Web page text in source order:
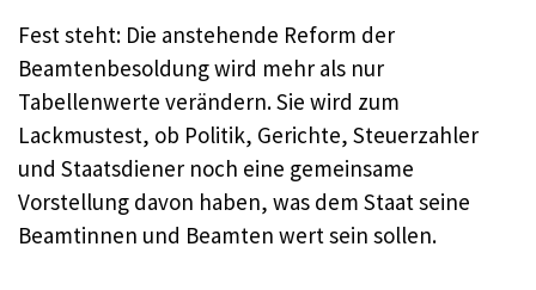
Fest steht: Die anstehende Reform der
Beamtenbesoldung wird mehr als nur
Tabellenwerte verändern. Sie wird zum
Lackmustest, ob Politik, Gerichte, Steuerzahler
und Staatsdiener noch eine gemeinsame
Vorstellung davon haben, was dem Staat seine
Beamtinnen und Beamten wert sein sollen.